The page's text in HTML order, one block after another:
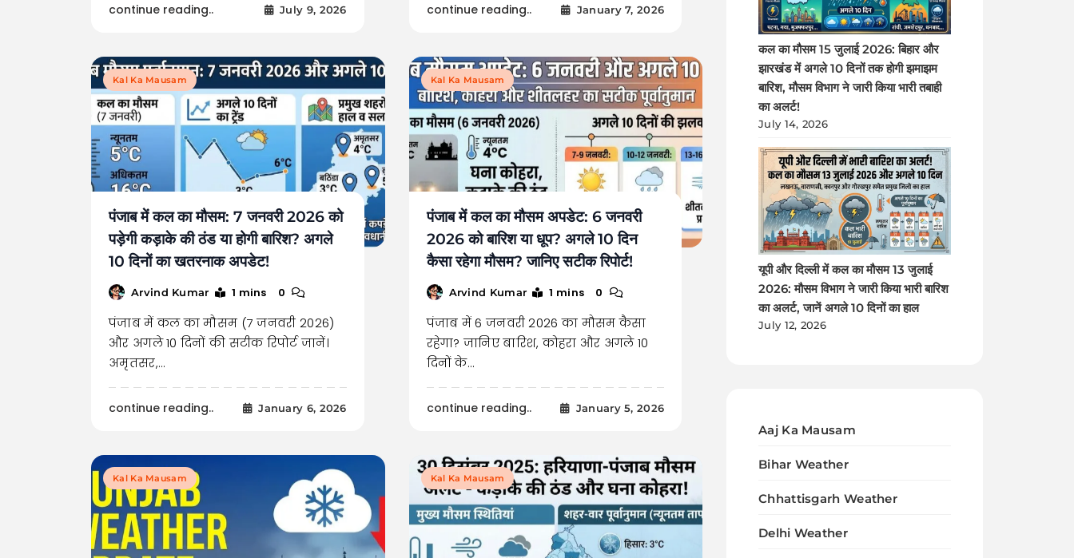
continue reading.. July 9, 2026 continue reading.. January 7, 2026
Kal Ka Mausam
पंजाब में कल का मौसम: 7 जनवरी 2026 को
पड़ेगी कड़ाके की ठंड या होगी बारिश? अगले
10 दिनों का खतरनाक अपडेट!
Arvind Kumar 1 mins 0
पंजाब में कल का मौसम (7 जनवरी 2026)
और अगले 10 दिनों की सटीक रिपोर्ट जानें।
अमृतसर,…
continue reading.. January 6, 2026
Kal Ka Mausam
पंजाब में कल का मौसम अपडेट: 6 जनवरी
2026 को बारिश या धूप? अगले 10 दिन
कैसा रहेगा मौसम? जानिए सटीक रिपोर्ट!
Arvind Kumar 1 mins 0
पंजाब में 6 जनवरी 2026 का मौसम कैसा
रहेगा? जानिए बारिश, कोहरा और अगले 10
दिनों के…
continue reading.. January 5, 2026
Kal Ka Mausam Kal Ka Mausam
कल का मौसम 15 जुलाई 2026: बिहार और
झारखंड में अगले 10 दिनों तक होगी झमाझम
बारिश, मौसम विभाग ने जारी किया भारी तबाही
का अलर्ट!
July 14, 2026
यूपी और दिल्ली में कल का मौसम 13 जुलाई
2026: मौसम विभाग ने जारी किया भारी बारिश
का अलर्ट, जानें अगले 10 दिनों का हाल
July 12, 2026
Aaj Ka Mausam
Bihar Weather
Chhattisgarh Weather
Delhi Weather